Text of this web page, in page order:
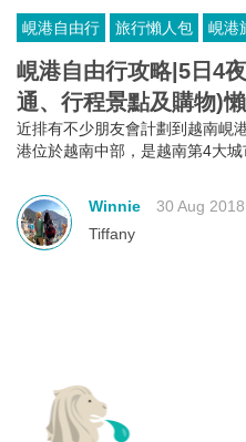
峴港自由行 旅行懶人包 峴港
峴港自由行攻略|5日4
通、行程景點及購物)
近排有不少朋友會計劃到越南峴
港位於越南中部，是越南第4大
個不錯的渡假好去處。小編剛從
自由行攻略，今次介紹5天4夜的
購物攻略，要去峴港旅行的朋友
Winnie 30 Aug 2018
Tiffany